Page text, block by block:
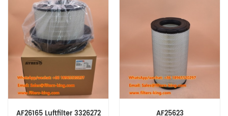
Stück Luftfilter AF26569
Vergleichsnummer
211000005 Verwendung für
King Long 6120 6127E4
6127E5 6127Y 6129 6130
XMQ6120.
Querverweis 84084050022
Verwendung für Man
TGL12.220 TGL 8.290
TGM12.240 TGM12.250
TGM12.280 TGM12.290
TGM13.240 TGM13.250
TGM13.280 TGM13.290
TGM15.240 TGM15.250
AF26165 Luftfilter 3326272
AF25623